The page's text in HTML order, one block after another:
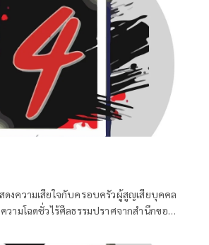
มสั่นคลอน และ สส.บางกลุ่มในพรรค
าอี้กระทรวง
งความเสียใจกับครอบครัวผู้สูญเสียบุคคล
วามโฉดชั่วไร้ศีลธรรมปราศจากสำนึกของ